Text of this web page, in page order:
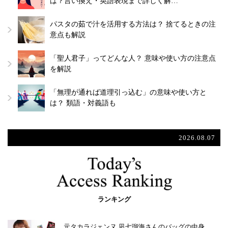
パスタの茹で汁を活用する方法は？ 捨てるときの注
意点も解説
「聖人君子」ってどんな人？ 意味や使い方の注意点
を解説
「無理が通れば道理引っ込む」の意味や使い方と
は？ 類語・対義語も
2026.08.07
ランキング